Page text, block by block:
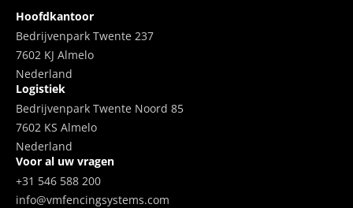
Hoofdkantoor
Bedrijvenpark Twente 237
7602 KJ Almelo
Nederland
Logistiek
Bedrijvenpark Twente Noord 85
7602 KS Almelo
Nederland
Voor al uw vragen
+31 546 588 200
info@vmfencingsystems.com